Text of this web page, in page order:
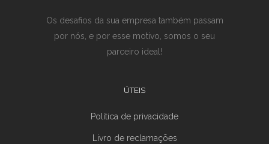
Os desafios da sua empresa também passam
por nós, e por esse motivo, somos o seu
parceiro ideal!
ÚTEIS
Política de privacidade
Livro de reclamações